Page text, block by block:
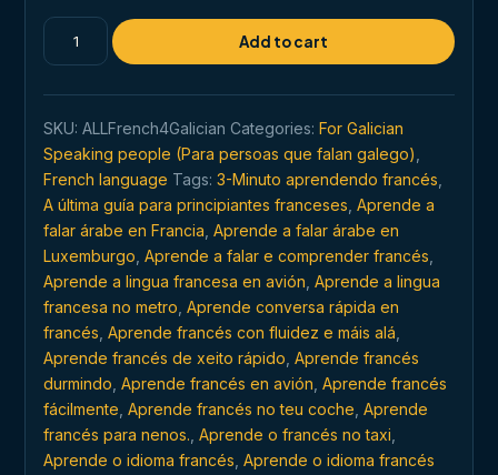
Aprende
o
en
calquera
momento
e
en
calquera
lugar
quantity
Add to cart
SKU: ALLFrench4Galician Categories: For Galician
Speaking people (Para persoas que falan galego)
French language Tags: 3-Minuto aprendendo francés
A última guía para principiantes franceses Aprende a
falar árabe en Francia Aprende a falar árabe en
Luxemburgo Aprende a falar e comprender francés
Aprende a lingua francesa en avión Aprende a lingua
francesa no metro Aprende conversa rápida en
francés Aprende francés con fluidez e máis alá
Aprende francés de xeito rápido Aprende francés
durmindo Aprende francés en avión Aprende francés
fácilmente Aprende francés no teu coche Aprende
francés para nenos. Aprende o francés no taxi
Aprende o idioma francés Aprende o idioma francés